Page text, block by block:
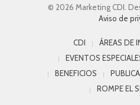
© 2026 Marketing CDI.
Aviso de
CDI ÁREAS DE
EVENTOS
BENEFICIOS
ROMPE EL